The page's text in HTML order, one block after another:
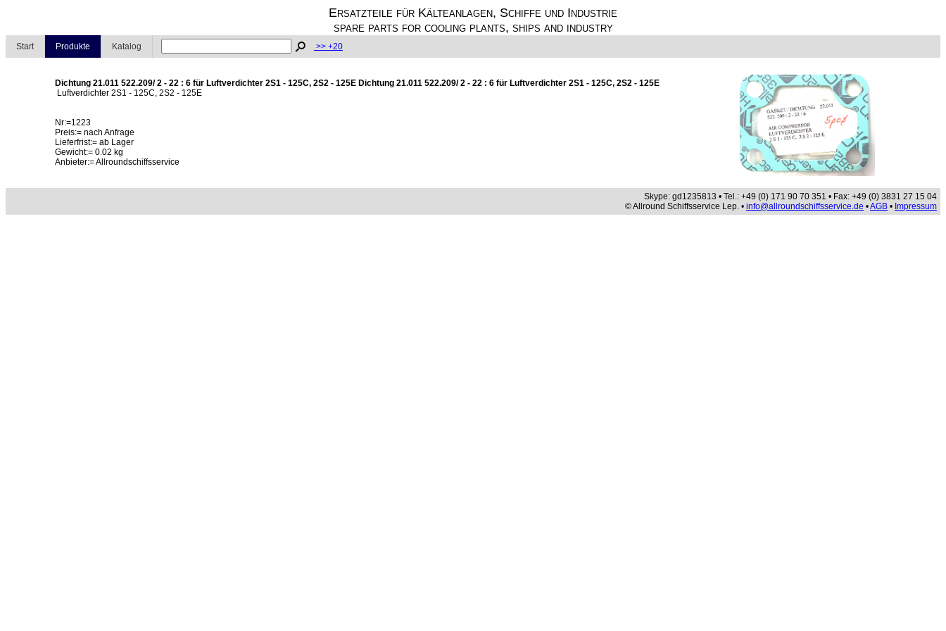
Ersatzteile für Kälteanlagen, Schiffe und Industrie
spare parts for cooling plants, ships and industry
Start Produkte Katalog >> +20
Dichtung 21.011 522.209/ 2 - 22 : 6 für Luftverdichter 2S1 - 125C, 2S2 - 125E Dichtung 21.011 522.209/ 2 - 22 : 6 für Luftverdichter 2S1 - 125C, 2S2 - 125E
Luftverdichter 2S1 - 125C, 2S2 - 125E
Nr:=1223
Preis:= nach Anfrage
Lieferfrist:= ab Lager
Gewicht:= 0.02 kg
Anbieter:= Allroundschiffsservice
Skype: gd1235813 • Tel.: +49 (0) 171 90 70 351 • Fax: +49 (0) 3831 27 15 04
© Allround Schiffsservice Lep. • info@allroundschiffsservice.de •AGB • Impressum